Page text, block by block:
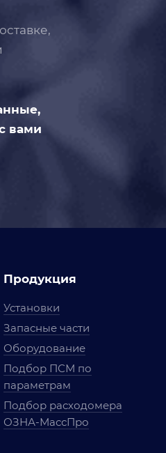
вами
Продукция
Установки
Запасные части
Оборудование
Подбор ПСМ по
параметрам
Подбор расходомера
ОЗНА-МассПро